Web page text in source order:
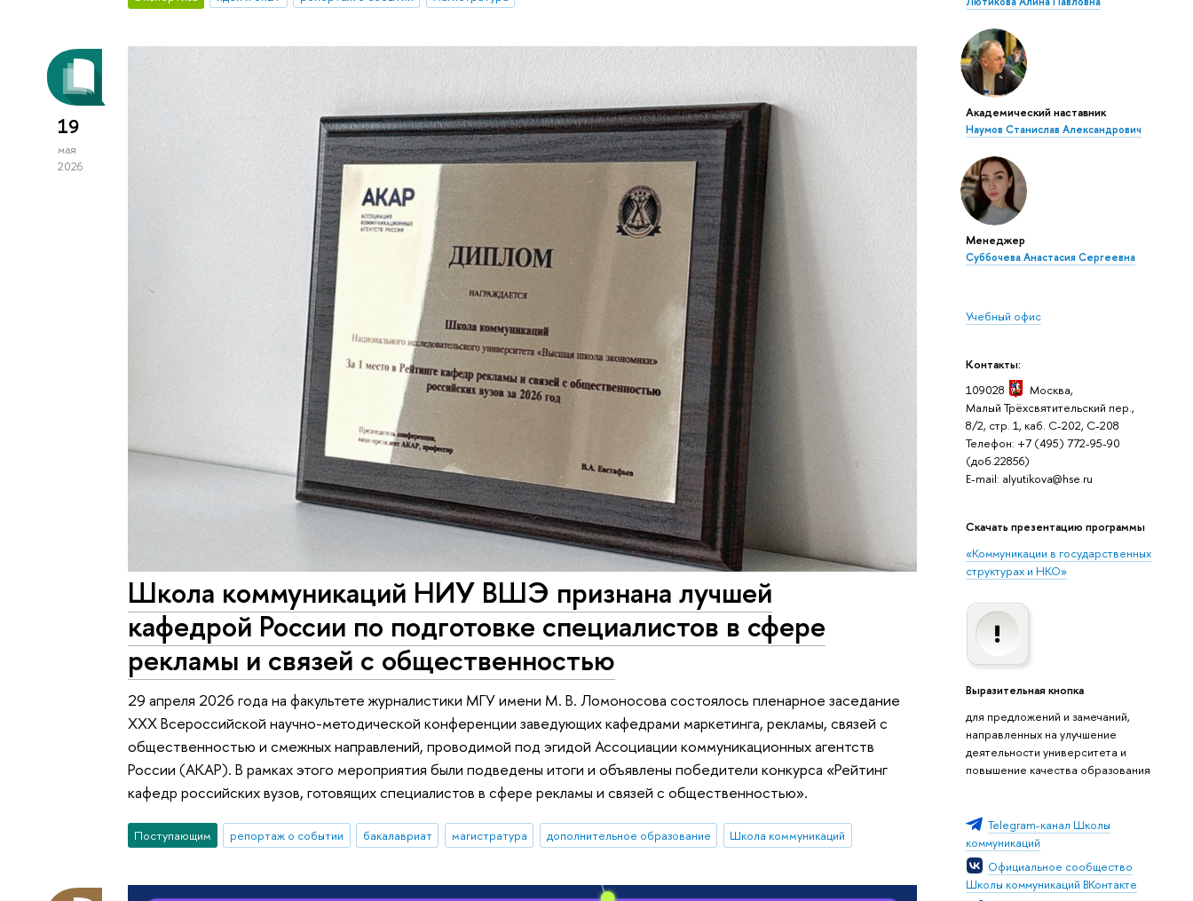
Академический наставник
Наумов Станислав Александрович
Менеджер
Суббочева Анастасия Сергеевна
Учебный офис
Контакты:
109028
Москва,
Малый Трёхсвятительский пер.,
8/2, стр. 1, каб. C-202, C-208
Телефон: +7 (495) 772-95-90
(доб.22856)
E-mail: alyutikova@hse.ru
Скачать презентацию программы
«Коммуникации в государственных
структурах и НКО»
Выразительная кнопка
для предложений и замечаний,
направленных на улучшение
деятельности университета и
повышение качества образования
Telegram-канал Школы
коммуникаций
Официальное сообщество
Школы коммуникаций ВКонтакте
19
мая
2026
Школа коммуникаций НИУ ВШЭ признана лучшей
кафедрой России по подготовке специалистов в сфере
рекламы и связей с общественностью
29 апреля 2026 года на факультете журналистики МГУ имени М. В. Ломоносова состоялось пленарное заседание
XXX Всероссийской научно-методической конференции заведующих кафедрами маркетинга, рекламы, связей с
общественностью и смежных направлений, проводимой под эгидой Ассоциации коммуникационных агентств
России (АКАР). В рамках этого мероприятия были подведены итоги и объявлены победители конкурса «Рейтинг
кафедр российских вузов, готовящих специалистов в сфере рекламы и связей с общественностью».
Поступающим репортаж о событии бакалавриат магистратура дополнительное образование Школа коммуникаций